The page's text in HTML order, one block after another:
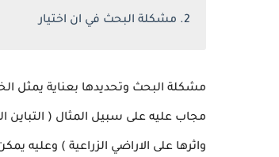
2. مشكلة البحث في ان اختيار
مشكلة البحث وتحديدها بعناية يمثل
مجاب عليه على سبيل المثال ( التباين
واثرها على الاراضي الزراعية ) وعليه